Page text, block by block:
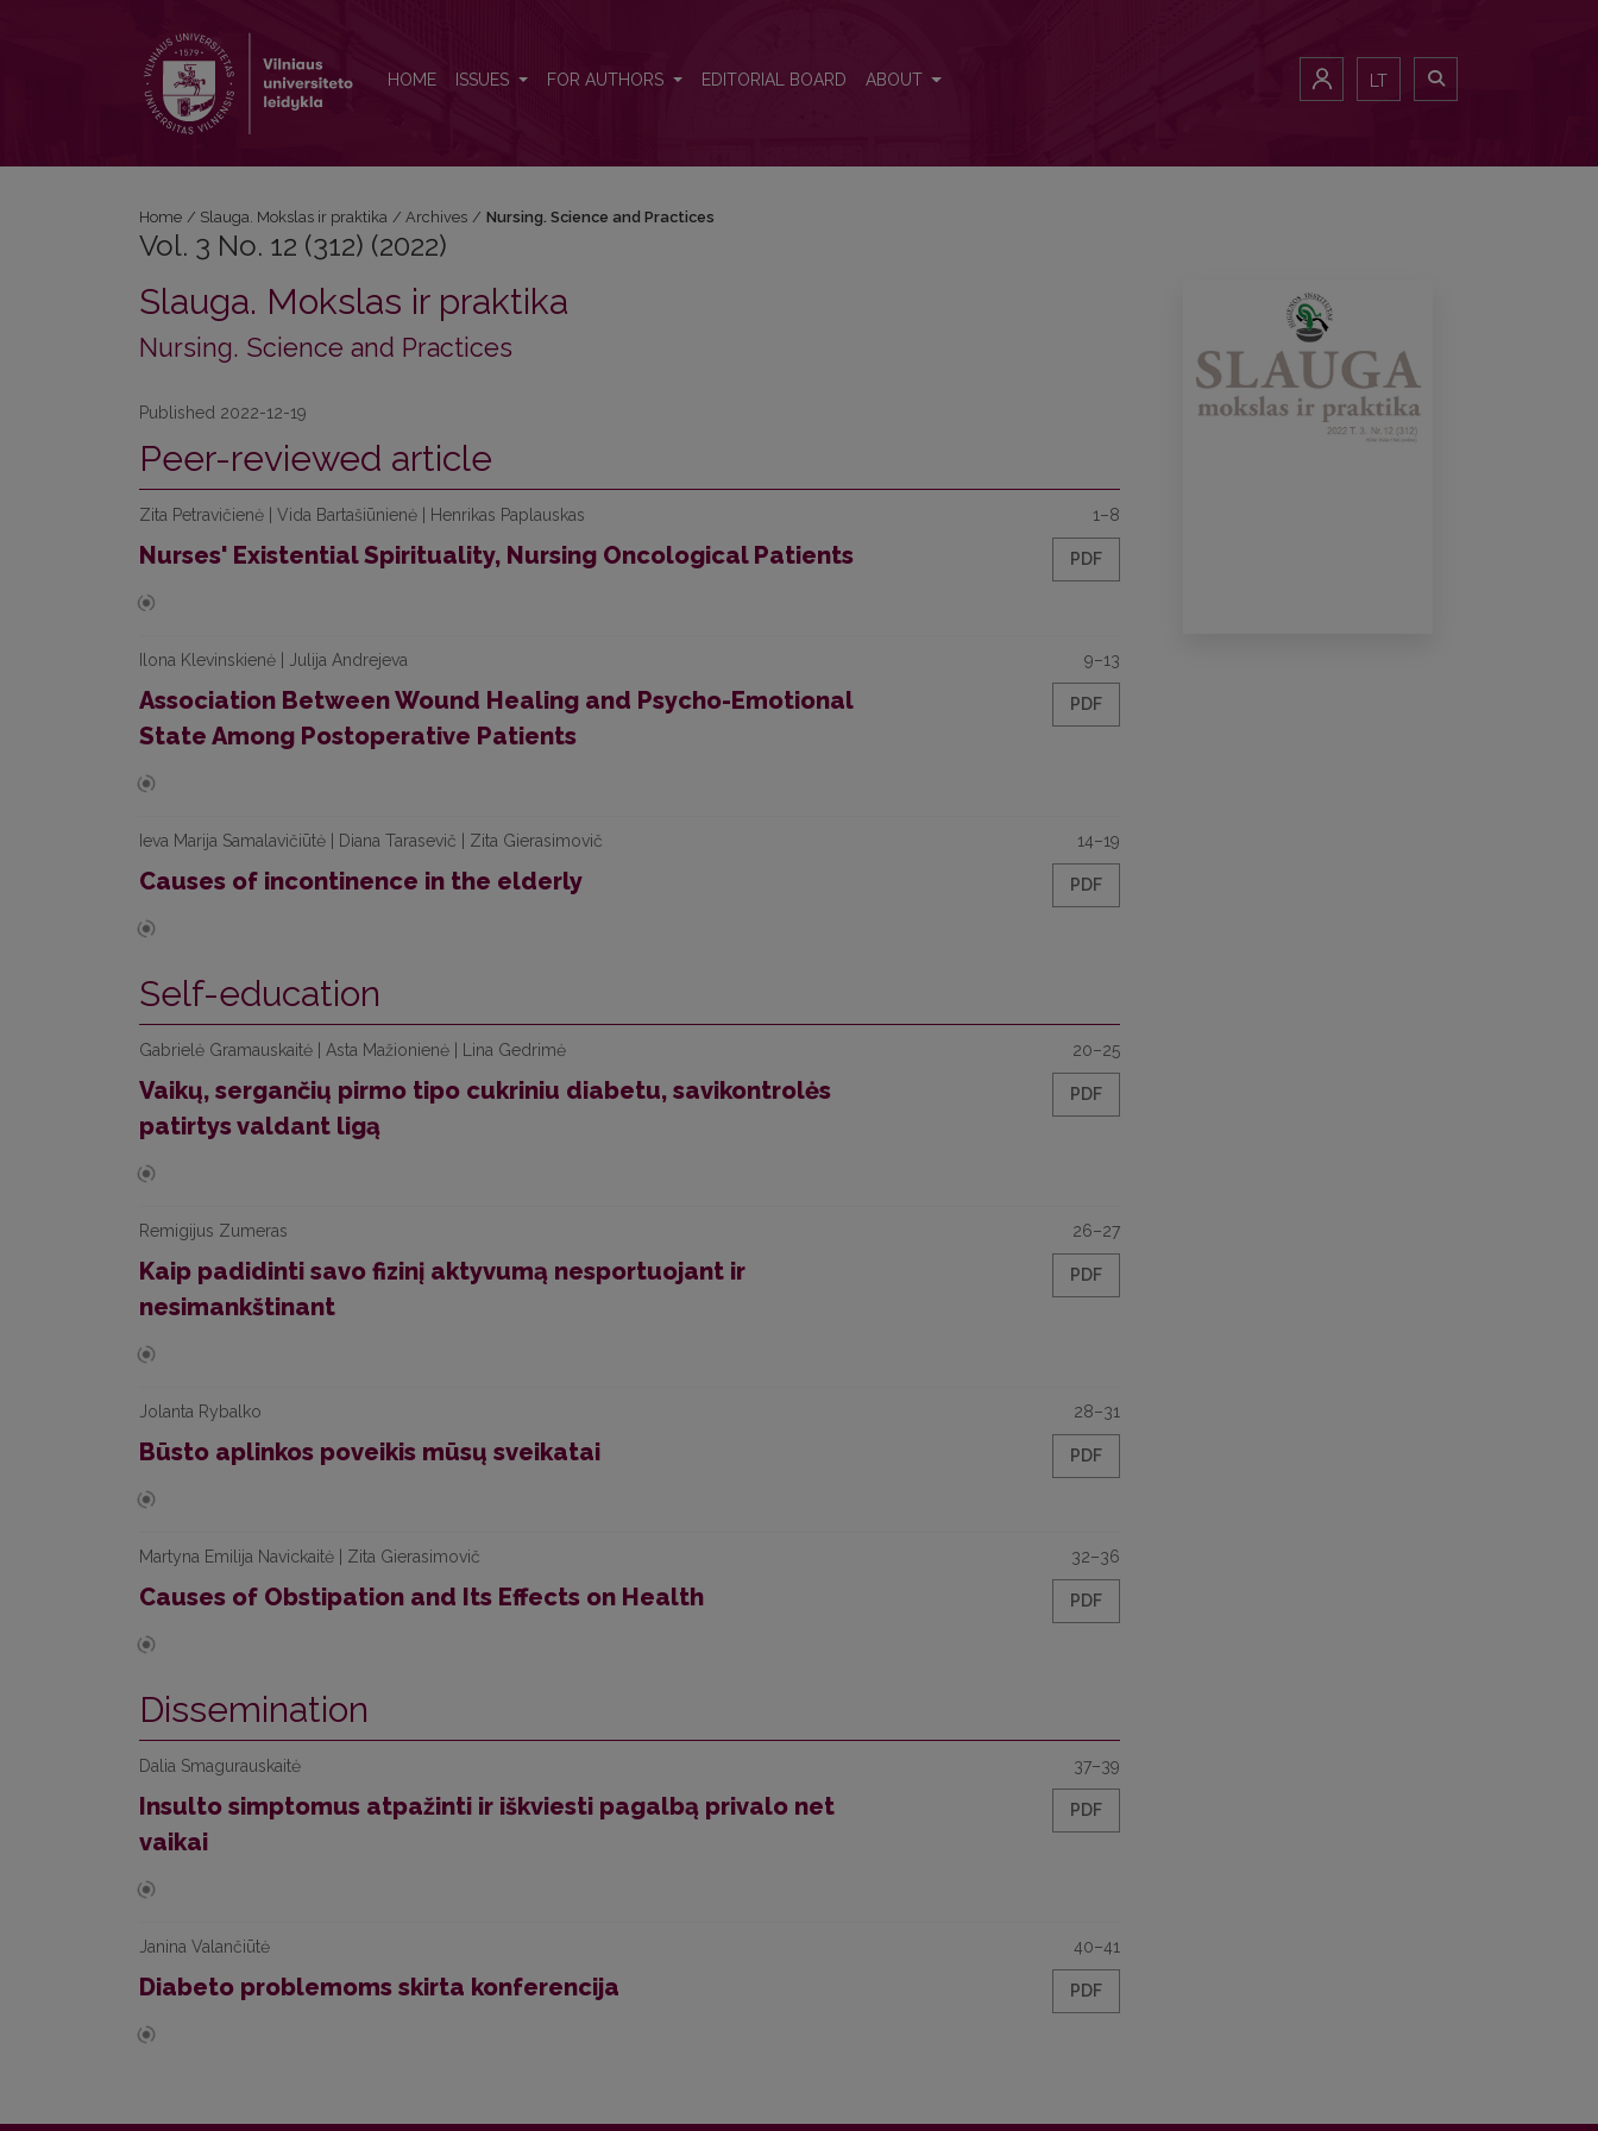
HOME ISSUES FOR AUTHORS EDITORIAL BOARD ABOUT LT
Home / Slauga. Mokslas ir praktika / Archives / Nursing. Science and Practices
Vol. 3 No. 12 (312) (2022)
Slauga. Mokslas ir praktika
Nursing. Science and Practices
Published 2022-12-19
Peer-reviewed article
Zita Petravičienė | Vida Bartašiūnienė | Henrikas Paplauskas
Nurses' Existential Spirituality, Nursing Oncological Patients
1–8
PDF
Ilona Klevinskienė | Julija Andrejeva
Association Between Wound Healing and Psycho-Emotional
State Among Postoperative Patients
9–13
PDF
Ieva Marija Samalavičiūtė | Diana Tarasevič | Zita Gierasimovič
Causes of incontinence in the elderly
14–19
PDF
Self-education
Gabrielė Gramauskaitė | Asta Mažionienė | Lina Gedrimė
Vaikų, sergančių pirmo tipo cukriniu diabetu, savikontrolės
patirtys valdant ligą
20–25
PDF
Remigijus Zumeras
Kaip padidinti savo fizinį aktyvumą nesportuojant ir
nesimankštinant
26–27
PDF
Jolanta Rybalko
Būsto aplinkos poveikis mūsų sveikatai
28–31
PDF
Martyna Emilija Navickaitė | Zita Gierasimovič
Causes of Obstipation and Its Effects on Health
32–36
PDF
Dissemination
Dalia Smagurauskaitė
Insulto simptomus atpažinti ir iškviesti pagalbą privalo net
vaikai
37–39
PDF
Janina Valančiūtė
Diabeto problemoms skirta konferencija
40–41
PDF